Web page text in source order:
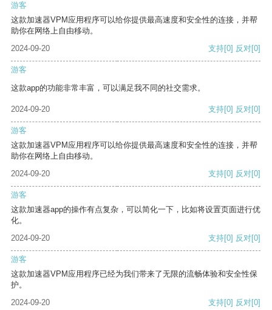
游客
这款加速器VPM应用程序可以给你提供最高速度和安全性的连接，并帮
助你在网络上自由移动。
2024-09-20
支持[0] 反对[0]
游客
这款app的功能非常丰富，可以满足我不同的社交需求。
2024-09-20 支持[0] 反对[0]
游客
这款加速器VPM应用程序可以给你提供最高速度和安全性的连接，并帮
助你在网络上自由移动。
2024-09-20
支持[0] 反对[0]
游客
这款加速器app的操作有点复杂，可以简化一下，比如将设置页面进行优
化。
2024-09-20
支持[0] 反对[0]
游客
这款加速器VPM应用程序已经为我们带来了无限的流畅体验和安全性保
护。
2024-09-20
支持[0] 反对[0]